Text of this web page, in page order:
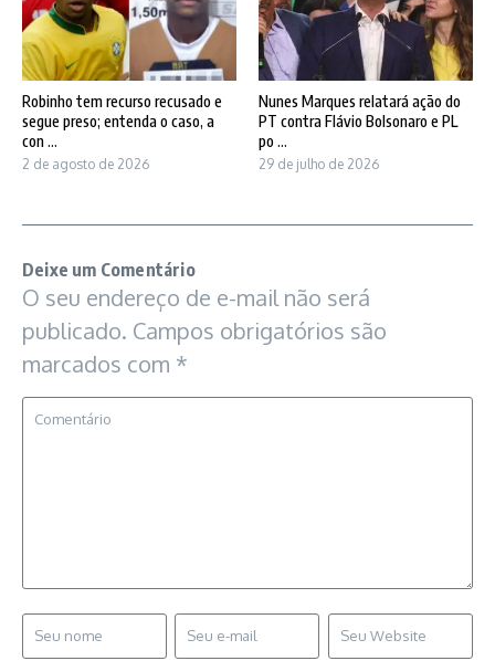
Robinho tem recurso recusado e
segue preso; entenda o caso, a
con ...
2 de agosto de 2026
Nunes Marques relatará ação do
PT contra Flávio Bolsonaro e PL
po ...
29 de julho de 2026
Deixe um Comentário
O seu endereço de e-mail não será
publicado. Campos obrigatórios são
marcados com *